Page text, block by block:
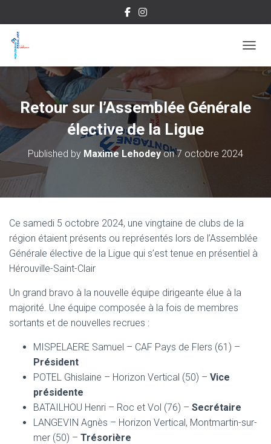
Retour sur l’Assemblée Générale
élective de la Ligue
Published by Maxime Lehodeyon7 octobre 2024
Ce samedi 5 octobre 2024, une vingtaine de clubs de la
région étaient présents ou représentés lors de l’Assemblée
Générale élective de la Ligue qui s’est tenue en présentiel à
Hérouville-Saint-Clair
Un grand bravo à la nouvelle équipe dirigeante élue à la
majorité. Une équipe composée à la fois de membres
sortants et de nouvelles recrues :
MISPELAERE Samuel – CAF Pays de Flers (61) –
Président
POTEL Ghislaine – Horizon Vertical (50) – Vice
présidente
BATAILHOU Henri – Roc et Vol (76) – Secrétaire
LANGEVIN Agnès – Horizon Vertical, Montmartin-sur-
mer (50) – Trésorière